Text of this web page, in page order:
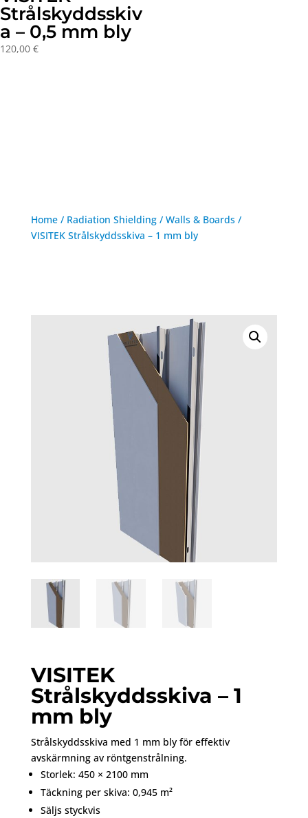
Strålskyddsskiv
a – 0,5 mm bly
120,00 €
Home/ Radiation Shielding/ Walls & Boards/
VISITEK Strålskyddsskiva – 1 mm bly
VISITEK
Strålskyddsskiva – 1
mm bly
Strålskyddsskiva med 1 mm bly för effektiv
avskärmning av röntgenstrålning.
Storlek: 450 × 2100 mm
Täckning per skiva: 0,945 m²
Säljs styckvis